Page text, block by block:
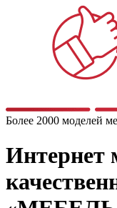
Более 2000 моделей
Интернет